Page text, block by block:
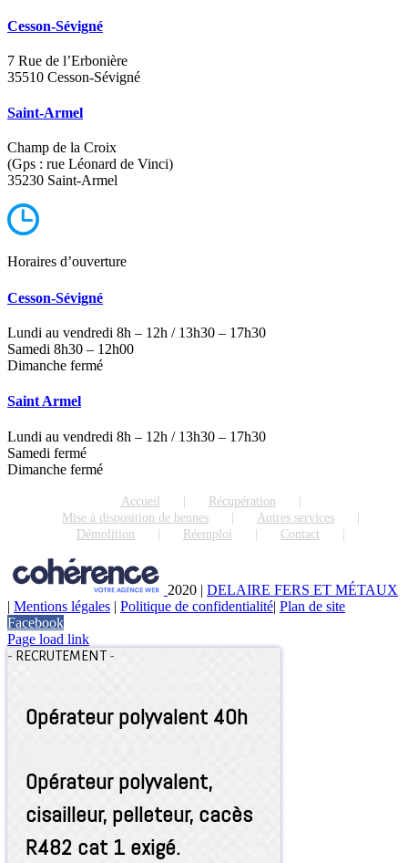
Cesson-Sévigné
7 Rue de l’Erbonière
35510 Cesson-Sévigné
Saint-Armel
Champ de la Croix
(Gps : rue Léonard de Vinci)
35230 Saint-Armel
Horaires d’ouverture
Cesson-Sévigné
Lundi au vendredi 8h – 12h / 13h30 – 17h30
Samedi 8h30 – 12h00
Dimanche fermé
Saint Armel
Lundi au vendredi 8h – 12h / 13h30 – 17h30
Samedi fermé
Dimanche fermé
Accueil
Récupération
Mise à disposition de bennes
Autres services
Démolition
Réemploi Contact
2020 | DELAIRE FERS ET MÉTAUX
| Mentions légales | Politique de confidentialité| Plan de site
Facebook
Page load link
- RECRUTEMENT -
Opérateur polyvalent 40h
Opérateur polyvalent,
cisailleur, pelleteur, cacès
R482 cat 1 exigé.